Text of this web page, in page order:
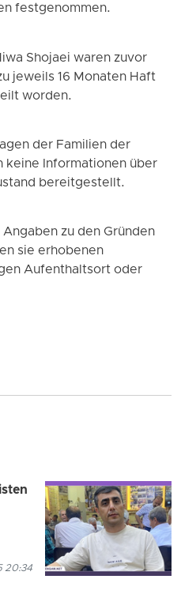
festgenommen.
Shojaei waren zuvor
jeweils 16 Monaten Haft
worden.
der Familien der
keine Informationen über
bereitgestellt.
zu den Gründen
sie erhobenen
Aufenthaltsort oder
20:34